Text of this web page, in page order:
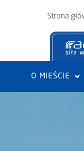
Strona
O MIEŚCIE